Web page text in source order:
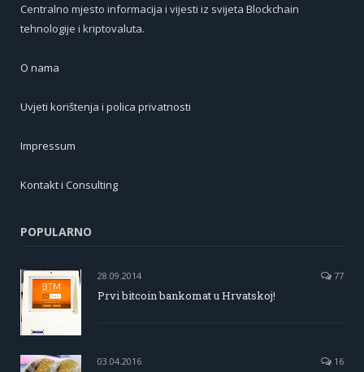
Centralno mjesto informacija i vijesti iz svijeta Blockchain
tehnologije i kriptovaluta.
O nama
Uvjeti korištenja i polica privatnosti
Impressum
Kontakt i Consulting
POPULARNO
28.09.2014 77
Prvi bitcoin bankomat u Hrvatskoj!
03.04.2016 16